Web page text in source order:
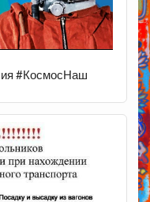
#КосмосНаш